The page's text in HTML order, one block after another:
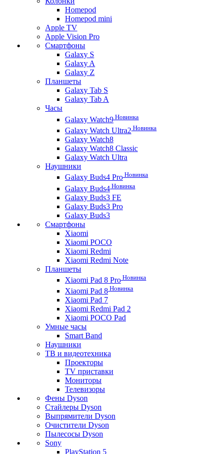
Homepod
Homepod mini
Apple TV
Apple Vision Pro
Смартфоны
Galaxy S
Galaxy A
Galaxy Z
Планшеты
Galaxy Tab S
Galaxy Tab A
Часы
Galaxy Watch9 Новинка
Galaxy Watch Ultra2 Новинка
Galaxy Watch8
Galaxy Watch8 Classic
Galaxy Watch Ultra
Наушники
Galaxy Buds4 Pro Новинка
Galaxy Buds4 Новинка
Galaxy Buds3 FE
Galaxy Buds3 Pro
Galaxy Buds3
Смартфоны
Xiaomi
Xiaomi POCO
Xiaomi Redmi
Xiaomi Redmi Note
Планшеты
Xiaomi Pad 8 Pro Новинка
Xiaomi Pad 8 Новинка
Xiaomi Pad 7
Xiaomi Redmi Pad 2
Xiaomi POCO Pad
Умные часы
Smart Band
Наушники
ТВ и видеотехника
Проекторы
TV приставки
Мониторы
Телевизоры
Фены Dyson
Стайлеры Dyson
Выпрямители Dyson
Очистители Dyson
Пылесосы Dyson
Sony
PlayStation 5